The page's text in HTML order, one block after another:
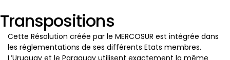
Transpositions
Cette Résolution créée par le MERCOSUR est intégrée dans
les réglementations de ses différents Etats membres.
L’Uruguay et le Paraguay utilisent exactement la même